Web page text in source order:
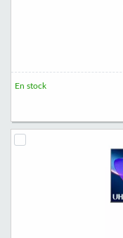
En stock